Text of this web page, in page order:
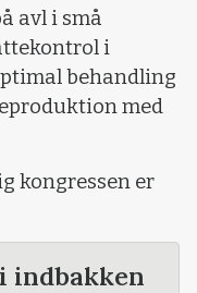
avl i små
i
behandling
med
kongressen er
indbakken